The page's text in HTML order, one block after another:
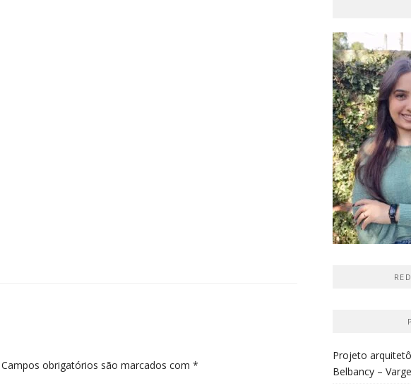
Campos obrigatórios são marcados com *
Projeto
Belbancy –